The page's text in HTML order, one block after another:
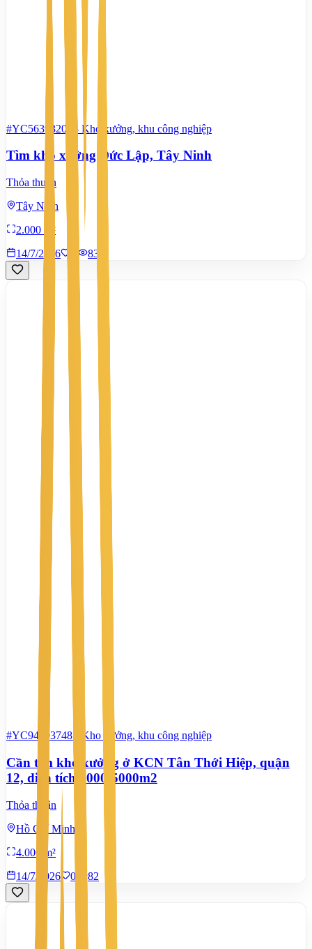
#YC56393208 - Kho xưởng, khu công nghiệp
Tìm kho xưởng Đức Lập, Tây Ninh
Thỏa thuận
Tây Ninh
2.000 m²
14/7/2026
83
#YC94603748 Kho xưởng, khu công nghiệp
Cần tìm kho xưởng ở KCN Tân Thới Hiệp, quận
12, diện tích 4000-5000m2
Thỏa thuận
Hồ Chí Minh
4.000 m²
14/7/2026
0 82